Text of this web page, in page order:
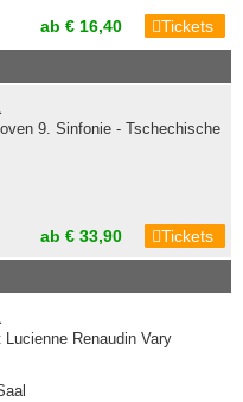
ab € 16,40 Tickets
9. Sinfonie - Tschechische
ab € 33,90 Tickets
Renaudin Vary